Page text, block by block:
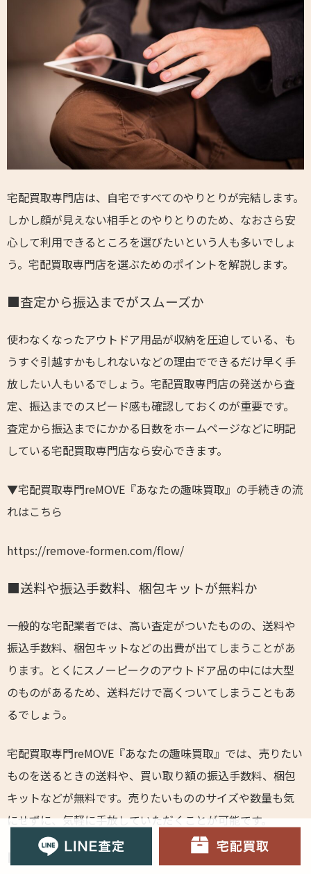
宅配買取専門店は、自宅ですべてのやりとりが完結します。
しかし顔が見えない相手とのやりとりのため、なおさら安
心して利用できるところを選びたいという人も多いでしょ
う。宅配買取専門店を選ぶためのポイントを解説します。
■査定から振込までがスムーズか
使わなくなったアウトドア用品が収納を圧迫している、も
うすぐ引越すかもしれないなどの理由でできるだけ早く手
放したい人もいるでしょう。宅配買取専門店の発送から査
定、振込までのスピード感も確認しておくのが重要です。
査定から振込までにかかる日数をホームページなどに明記
している宅配買取専門店なら安心できます。
▼宅配買取専門reMOVE『あなたの趣味買取』の手続きの流
れはこちら
https://remove-formen.com/flow/
■送料や振込手数料、梱包キットが無料か
一般的な宅配業者では、高い査定がついたものの、送料や
振込手数料、梱包キットなどの出費が出てしまうことがあ
ります。とくにスノーピークのアウトドア品の中には大型
のものがあるため、送料だけで高くついてしまうこともあ
るでしょう。
宅配買取専門reMOVE『あなたの趣味買取』では、売りたい
ものを送るときの送料や、買い取り額の振込手数料、梱包
キットなどが無料です。売りたいもののサイズや数量も気
にせずに、気軽に手放していただくことが可能です。
■買取金額が明確か